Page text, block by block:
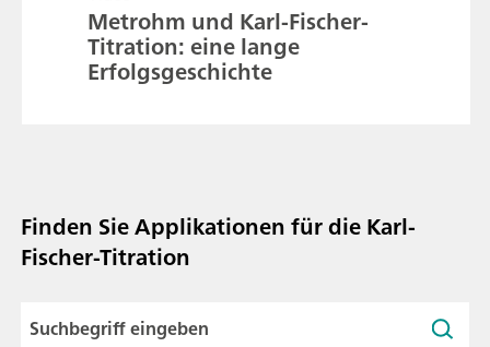
Metrohm und Karl-Fischer-
Titration: eine lange
Erfolgsgeschichte
Finden Sie Applikationen für die Karl-
Fischer-Titration